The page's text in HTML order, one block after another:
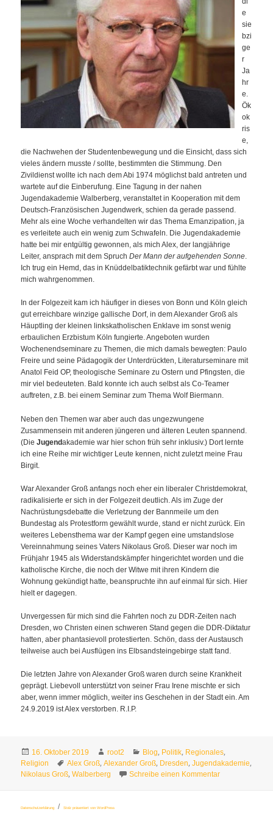
e
sie
bzi
ge
r
Ja
hr
e.
Ök
ok
ris
e,
die Nachwehen der Studentenbewegung und die Einsicht, dass sich
vieles ändern musste / sollte, bestimmten die Stimmung. Den
Zivildienst wollte ich nach dem Abi 1974 möglichst bald antreten und
wartete auf die Einberufung. Eine Tagung in der nahen
Jugendakademie Walberberg, veranstaltet in Kooperation mit dem
Deutsch-Französischen Jugendwerk, schien da gerade passend.
Mehr als eine Woche verhandelten wir das Thema Emanzipation, ja
es verleitete auch ein wenig zum Schwafeln. Die Jugendakademie
hatte bei mir entgültig gewonnen, als mich Alex, der langjährige
Leiter, ansprach mit dem SpruchDer Mann der aufgehenden Sonne.
Ich trug ein Hemd, das in Knüddelbatiktechnik gefärbt war und fühlte
mich wahrgenommen.
In der Folgezeit kam ich häufiger in dieses von Bonn und Köln gleich
gut erreichbare winzige gallische Dorf, in dem Alexander Groß als
Häuptling der kleinen linkskatholischen Enklave im sonst wenig
erbaulichen Erzbistum Köln fungierte. Angeboten wurden
Wochenendseminare zu Themen, die mich damals bewegten: Paulo
Freire und seine Pädagogik der Unterdrückten, Literaturseminare mit
Anatol Feid OP, theologische Seminare zu Ostern und Pfingsten, die
mir viel bedeuteten. Bald konnte ich auch selbst als Co-Teamer
auftreten, z.B. bei einem Seminar zum Thema Wolf Biermann.
Neben den Themen war aber auch das ungezwungene
Zusammensein mit anderen jüngeren und älteren Leuten spannend.
(DieJugendakademie war hier schon früh sehr inklusiv.) Dort lernte
ich eine Reihe mir wichtiger Leute kennen, nicht zuletzt meine Frau
Birgit.
War Alexander Groß anfangs noch eher ein liberaler Christdemokrat,
radikalisierte er sich in der Folgezeit deutlich. Als im Zuge der
Nachrüstungsdebatte die Verletzung der Bannmeile um den
Bundestag als Protestform gewählt wurde, stand er nicht zurück. Ein
weiteres Lebensthema war der Kampf gegen eine umstandslose
Vereinnahmung seines Vaters Nikolaus Groß. Dieser war noch im
Frühjahr 1945 als Widerstandskämpfer hingerichtet worden und die
katholische Kirche, die noch der Witwe mit ihren Kindern die
Wohnung gekündigt hatte, beanspruchte ihn auf einmal für sich. Hier
hielt er dagegen.
Unvergessen für mich sind die Fahrten noch zu DDR-Zeiten nach
Dresden, wo Christen einen schweren Stand gegen die DDR-Diktatur
hatten, aber phantasievoll protestierten. Schön, dass der Austausch
teilweise auch bei Ausflügen ins Elbsandsteingebirge statt fand.
Die letzten Jahre von Alexander Groß waren durch seine Krankheit
geprägt. Liebevoll unterstützt von seiner Frau Irene mischte er sich
aber, wenn immer möglich, weiter ins Geschehen in der Stadt ein. Am
24.9.2019 ist Alex verstorben. R.I.P.
Veröffentlicht
am
16. Oktober 2019 Autor
root2 Kategorien
Blog, Politik, Regionales,
Religion Schlagwörter
Alex Groß,Alexander Groß, Dresden,Jugendakademie,
Nikolaus Groß,Walberberg Schreibe einen Kommentarzu Alexander
Datenschutzerklärung Stolz präsentiert von WordPress